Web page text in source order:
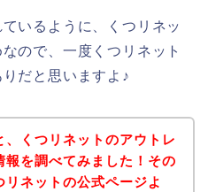
いるように、くつリネッ
ので、一度くつリネット
だと思いますよ♪
、くつリネットのアウトレ
報を調べてみました！その
リネットの公式ページよ